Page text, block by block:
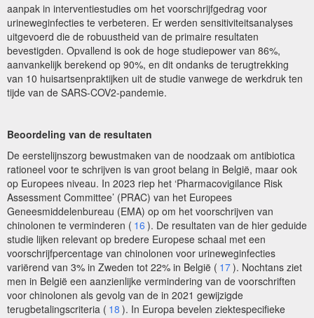
aanpak in interventiestudies om het voorschrijfgedrag voor
urineweginfecties te verbeteren. Er werden sensitiviteitsanalyses
uitgevoerd die de robuustheid van de primaire resultaten
bevestigden. Opvallend is ook de hoge studiepower van 86%,
aanvankelijk berekend op 90%, en dit ondanks de terugtrekking
van 10 huisartsenpraktijken uit de studie vanwege de werkdruk ten
tijde van de SARS-COV2-pandemie.
Beoordeling van de resultaten
De eerstelijnszorg bewustmaken van de noodzaak om antibiotica
rationeel voor te schrijven is van groot belang in België, maar ook
op Europees niveau. In 2023 riep het ‘Pharmacovigilance Risk
Assessment Committee’ (PRAC) van het Europees
Geneesmiddelenbureau (EMA) op om het voorschrijven van
chinolonen te verminderen ( 16 ). De resultaten van de hier geduide
studie lijken relevant op bredere Europese schaal met een
voorschrijfpercentage van chinolonen voor urineweginfecties
variërend van 3% in Zweden tot 22% in België ( 17). Nochtans ziet
men in België een aanzienlijke vermindering van de voorschriften
voor chinolonen als gevolg van de in 2021 gewijzigde
terugbetalingscriteria ( 18 ). In Europa bevelen ziektespecifieke